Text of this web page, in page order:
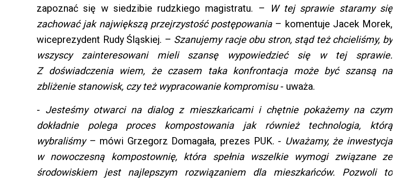
zapoznać się w siedzibie rudzkiego magistratu. –
W tej sprawie staramy się
zachować jak największą przejrzystość postępowania– komentuje Jacek Morek,
wiceprezydent Rudy Śląskiej. – Szanujemy racje obu stron, stąd też chcieliśmy, by
wszyscy zainteresowani mieli szansę wypowiedzieć się w tej sprawie.
Z doświadczenia wiem, że czasem taka konfrontacja może być szansą na
zbliżenie stanowisk, czy też wypracowanie kompromisu- uważa.
- Jesteśmy otwarci na dialog z mieszkańcami i chętnie pokażemy na czym
dokładnie polega proces kompostowania jak również technologia, którą
wybraliśmy– mówi Grzegorz Domagała, prezes PUK. - Uważamy, że inwestycja
w nowoczesną kompostownię, która spełnia wszelkie wymogi związane ze
środowiskiem jest najlepszym rozwiązaniem dla mieszkańców. Pozwoli to